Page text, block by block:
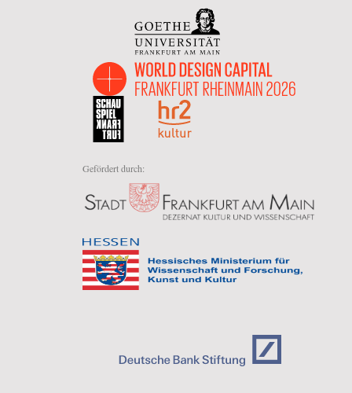
Gefördert durch: